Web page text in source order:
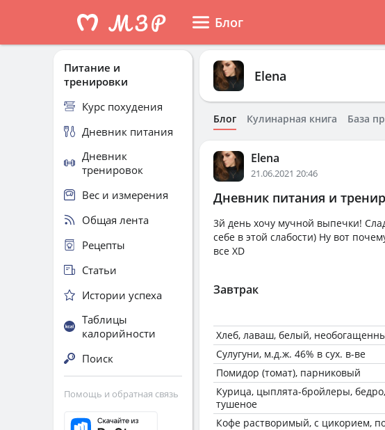
Блог
Elena
Блог Кулинарная книга База
Elena
21.06.2021 20:46
Дневник питания и
3й день хочу мучной выпечки!
себе в этой слабости) Ну вот
все XD
Завтрак
Хлеб, лаваш, белый,
Сулугуни, м.д.ж. 46% в сух. в-ве
Помидор (томат), парниковый
Курица, цыплята-бройлеры,
тушеное
Кофе растворимый, с цикорием,
Питание и
тренировки
Курс похудения
Дневник питания
Дневник
тренировок
Вес и измерения
Общая лента
Рецепты
Статьи
Истории успеха
Таблицы
калорийности
Поиск
Помощь и обратная связь